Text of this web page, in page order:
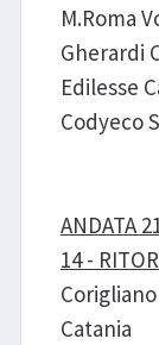
M.Roma
Gherardi
Edilesse
Codyeco
ANDATA
14 -
Catania